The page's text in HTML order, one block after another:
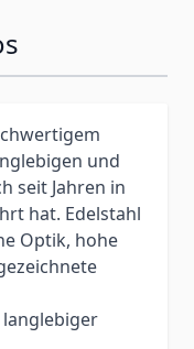
und
seit Jahren in
hat. Edelstahl
Optik, hohe